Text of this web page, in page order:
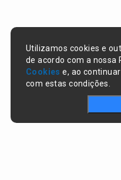
Utilizamos cookies e
de acordo com a nossa
Cookies e, ao
com estas condições.